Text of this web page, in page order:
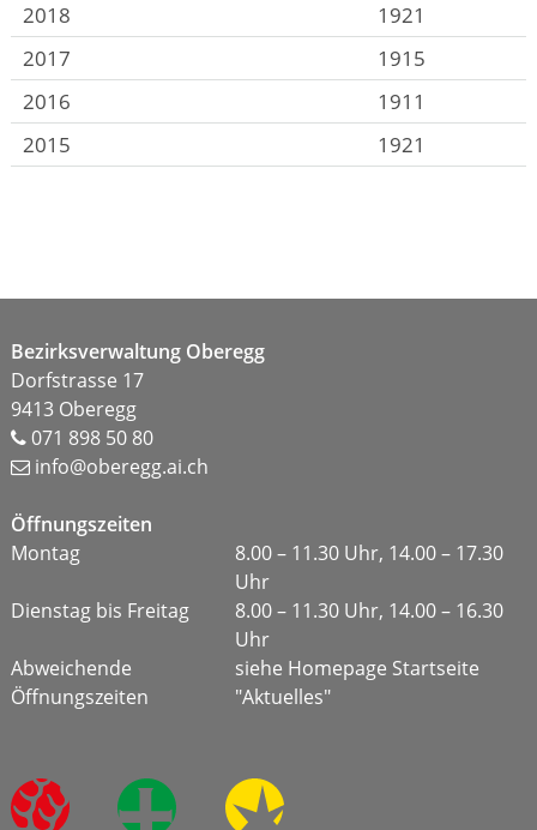
2018
1921
2017
1915
2016
1911
2015
1921
Footer
Bezirksverwaltung Oberegg
Dorfstrasse 17
9413 Oberegg
071 898 50 80
info@oberegg.ai.ch
Öffnungszeiten
Montag
8.00 – 11.30 Uhr, 14.00 – 17.30
Uhr
Dienstag bis Freitag
8.00 – 11.30 Uhr, 14.00 – 16.30
Uhr
Abweichende
Öffnungszeiten
siehe Homepage Startseite
"Aktuelles"